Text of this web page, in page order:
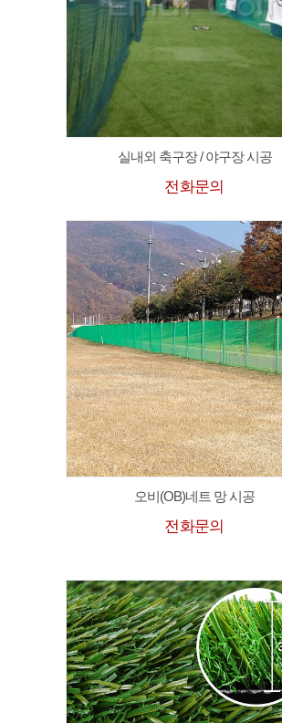
실내외 축구장 / 야구장 시공
전화문의
오비(OB)네트 망 시공
전화문의